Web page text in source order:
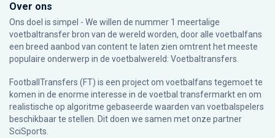
Over ons
Ons doel is simpel - We willen de nummer 1 meertalige
voetbaltransfer bron van de wereld worden, door alle voetbalfans
een breed aanbod van content te laten zien omtrent het meeste
populaire onderwerp in de voetbalwereld: Voetbaltransfers.
FootballTransfers (FT) is een project om voetbalfans tegemoet te
komen in de enorme interesse in de voetbal transfermarkt en om
realistische op algoritme gebaseerde waarden van voetbalspelers
beschikbaar te stellen. Dit doen we samen met onze partner
SciSports